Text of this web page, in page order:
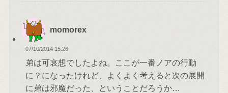
momorex
07/10/2014 15:26
弟は可哀想でしたよね。ここが一番ノアの行動
に？になったけれど、よくよく考えると次の展開
に弟は邪魔だった、ということだろうか…